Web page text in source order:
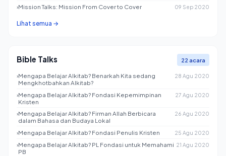
›Mission Talks: Mission From Cover to Cover 09 Sep 2020
Lihat semua →
Bible Talks 22 acara
›Mengapa Belajar Alkitab? Benarkah Kita sedang
Mengkhotbahkan Alkitab?
28 Agu 2020
›Mengapa Belajar Alkitab? Fondasi Kepemimpinan
Kristen
27 Agu 2020
›Mengapa Belajar Alkitab? Firman Allah Berbicara
dalam Bahasa dan Budaya Lokal
26 Agu 2020
›Mengapa Belajar Alkitab? Fondasi Penulis Kristen 25 Agu 2020
›Mengapa Belajar Alkitab? PL Fondasi untuk Memahami
PB
21 Agu 2020